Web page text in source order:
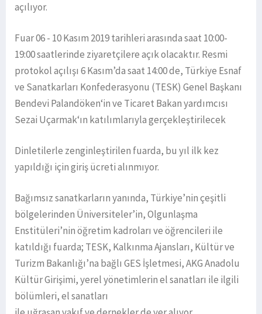
açılıyor.
Fuar 06 - 10 Kasım 2019 tarihleri arasında saat 10:00-
19:00 saatlerinde ziyaretçilere açık olacaktır. Resmi
protokol açılışı 6 Kasım’da saat 14:00 de, Türkiye Esnaf
ve Sanatkarları Konfederasyonu (TESK) Genel Başkanı
Bendevi Palandöken‘in ve Ticaret Bakan yardımcısı
Sezai Uçarmak‘ın katılımlarıyla gerçekleştirilecek
Dinletilerle zenginleştirilen fuarda, bu yıl ilk kez
yapıldığı için giriş ücreti alınmıyor.
Bağımsız sanatkarların yanında, Türkiye’nin çeşitli
bölgelerinden Üniversiteler’in, Olgunlaşma
Enstitüleri’nin öğretim kadroları ve öğrencileri ile
katıldığı fuarda; TESK, Kalkınma Ajansları, Kültür ve
Turizm Bakanlığı’na bağlı GES İşletmesi, AKG Anadolu
Kültür Girişimi, yerel yönetimlerin el sanatları ile ilgili
bölümleri, el sanatları